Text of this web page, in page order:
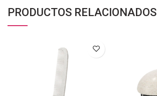
PRODUCTOS RELACIONADOS